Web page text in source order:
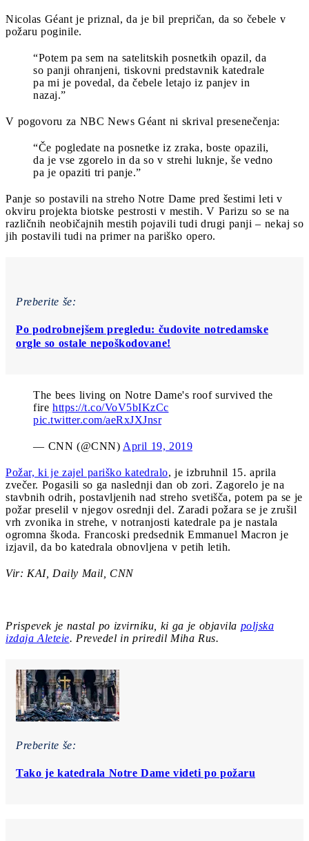
Nicolas Géant je priznal, da je bil prepričan, da so čebele v
požaru poginile.
“Potem pa sem na satelitskih posnetkih opazil, da
so panji ohranjeni, tiskovni predstavnik katedrale
pa mi je povedal, da čebele letajo iz panjev in
nazaj.”
V pogovoru za NBC News Géant ni skrival presenečenja:
“Če pogledate na posnetke iz zraka, boste opazili,
da je vse zgorelo in da so v strehi luknje, še vedno
pa je opaziti tri panje.”
Panje so postavili na streho Notre Dame pred šestimi leti v
okviru projekta biotske pestrosti v mestih. V Parizu so se na
različnih neobičajnih mestih pojavili tudi drugi panji – nekaj so
jih postavili tudi na primer na pariško opero.
Preberite še:
Po podrobnejšem pregledu: čudovite notredamske
orgle so ostale nepoškodovane!
The bees living on Notre Dame's roof survived the
fire https://t.co/VoV5bIKzCc
pic.twitter.com/aeRxJXJnsr
— CNN (@CNN) April 19, 2019
Požar, ki je zajel pariško katedralo, je izbruhnil 15. aprila
zvečer. Pogasili so ga naslednji dan ob zori. Zagorelo je na
stavbnih odrih, postavljenih nad streho svetišča, potem pa se je
požar preselil v njegov osrednji del. Zaradi požara se je zrušil
vrh zvonika in strehe, v notranjosti katedrale pa je nastala
ogromna škoda. Francoski predsednik Emmanuel Macron je
izjavil, da bo katedrala obnovljena v petih letih.
Vir: KAI, Daily Mail, CNN
Prispevek je nastal po izvirniku, ki ga je objavila poljska
izdaja Aleteie. Prevedel in priredil Miha Rus.
Preberite še:
Tako je katedrala Notre Dame videti po požaru